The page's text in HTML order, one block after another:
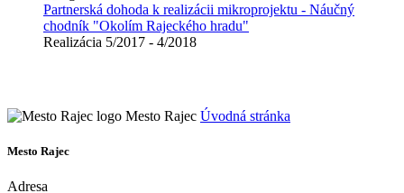
Partnerská dohoda k realizácii mikroprojektu - Náučný
chodník "Okolím Rajeckého hradu"
Realizácia 5/2017 - 4/2018
Mesto Rajec Úvodná stránka
Mesto Rajec
Adresa